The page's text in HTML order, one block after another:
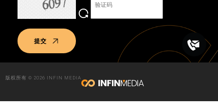
提交
版权所有 © 2026 INFIN MEDIA